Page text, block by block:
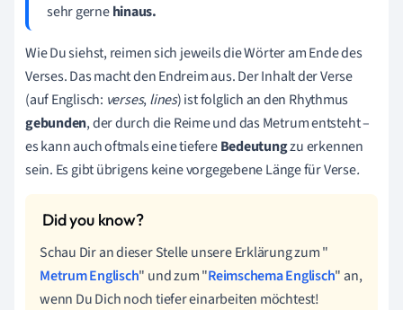
sehr gernehinaus.
Wie Du siehst, reimen sich jeweils die Wörter am Ende des
Verses. Das macht den Endreim aus. Der Inhalt der Verse
(auf Englisch: verses,lines)ist folglich an den Rhythmus
gebunden, der durch die Reime und das Metrum entsteht –
es kann auch oftmals eine tiefereBedeutungzu erkennen
sein. Es gibt übrigens keine vorgegebene Länge für Verse.
Schau Dir an dieser Stelle unsere Erklärung zum "
Metrum Englisch" und zum "Reimschema Englisch" an,
wenn Du Dich noch tiefer einarbeiten möchtest!